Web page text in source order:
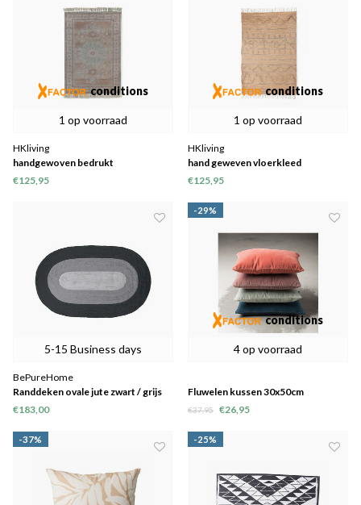
1 op voorraad
conditions
HKliving
handgewoven bedrukt
binnen/buiten vloerkleed (120x180)
€125,95
1 op voorraad
conditions
HKliving
hand geweven vloerkleed
binnen/buiten naturel (120x180)
€125,95
5-15 Business days
BePureHome
Randdeken ovale jute zwart / grijs
170x300
€183,00
-29%
4 op voorraad
conditions
Fluwelen kussen 30x50cm
€37,95 €26,95
-37% -25%